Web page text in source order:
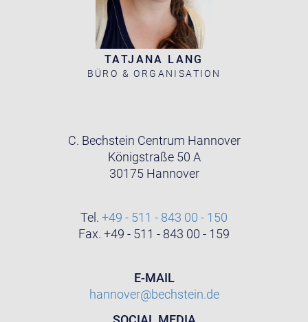
TATJANA LANG
BÜRO & ORGANISATION
C. Bechstein Centrum Hannover
Königstraße 50 A
30175 Hannover
Tel. +49 - 511 - 843 00 - 150
Fax. +49 - 511 - 843 00 - 159
E-MAIL
hannover@bechstein.de